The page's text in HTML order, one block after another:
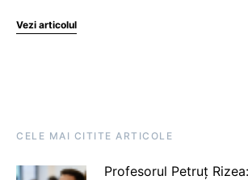
Vezi articolul
CELE MAI CITITE ARTICOLE
Profesorul Petruț